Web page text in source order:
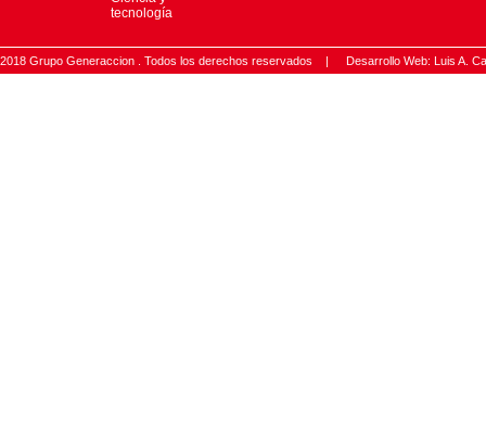
tecnología
2018 Grupo Generaccion . Todos los derechos reservados | Desarrollo Web: Luis